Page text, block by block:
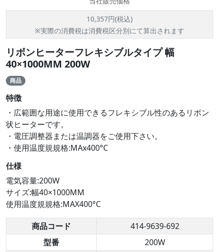
10,357円(税込)
※実際の消費税は消費税区分別にて算出されます
リボンヒーターフレキシブルタイプ 幅
40×1000MM 200W
商品
特徴
・広範囲な用途に使用できるフレキシブル性のあるリボン
状ヒーターです。
・電圧調整器または温調器をご使用下さい。
・使用温度規規格:MAx400°C
仕様
電気容量:200W
サイズ:幅40×1000MM
使用温度規規格:MAX400°C
商品コード
414-9639-692
型番
200W